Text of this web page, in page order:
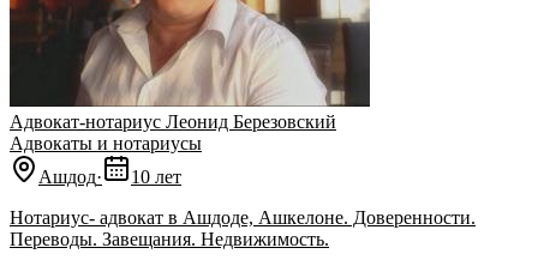
Адвокат-нотариус Леонид Березовский
Адвокаты и нoтариусы
Ашдод·
10 лет
Нотариус- адвокат в Ашдоде, Ашкелоне. Доверенности.
Переводы. Завещания. Недвижимость.